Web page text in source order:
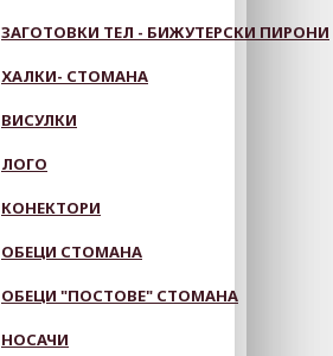
ЗАГОТОВКИ ТЕЛ - БИЖУТЕРСКИ ПИРОНИ
ХАЛКИ- СТОМАНА
ВИСУЛКИ
ЛОГО
КОНЕКТОРИ
ОБЕЦИ СТОМАНА
ОБЕЦИ "ПОСТОВЕ" СТОМАНА
НОСАЧИ